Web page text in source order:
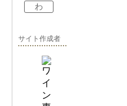
わ
サイト作成者